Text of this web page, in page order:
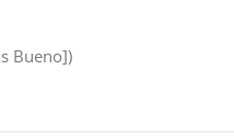
Bueno])